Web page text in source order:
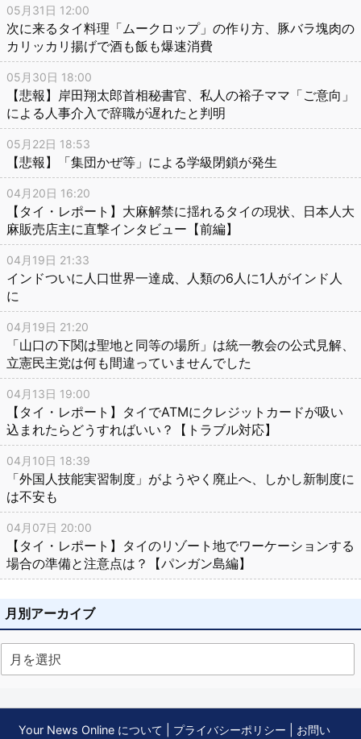
05月31日 12:00
次に来るタイ料理「ムークロップ」の作り方、豚バラ塊肉の
カリッカリ揚げで酒も飯も爆速消費
05月30日 18:00
【悲報】岸田翔太郎首相秘書官、私人の裕子ママ「ご意向」
による人事介入で辞職が遅れたと判明
05月22日 18:53
【悲報】「集団かぜ等」による学級閉鎖が発生
04月20日 16:20
【タイ・レポート】大麻解禁に揺れるタイの現状、日本人大
麻販売店主に直撃インタビュー【前編】
04月19日 21:33
インドついに人口世界一達成、人類の6人に1人がインド人
に
04月19日 21:20
「山口の下関は聖地と同等の場所」は統一教会の公式見解、
立憲民主党は何も間違っていませんでした
04月13日 19:00
【タイ・レポート】タイでATMにクレジットカードが吸い
込まれたらどうすればいい？【トラブル対応】
04月10日 18:39
「外国人技能実習制度」がようやく廃止へ、しかし新制度に
は不安も
04月07日 20:00
【タイ・レポート】タイのリゾート地でワーケーションする
場合の準備と注意点は？【パンガン島編】
月別アーカイブ
Your News Online について プライバシーポリシー お問い